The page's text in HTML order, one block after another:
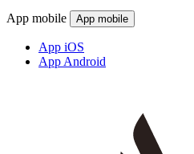
App mobile App mobile
App iOS
App Android